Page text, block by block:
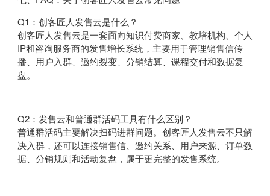
Q1：创客匠人发售云是什么？
创客匠人发售云是一套面向知识付费商家、教培机构、个人
IP和咨询服务商的发售增长系统，主要用于管理销售信传
播、用户入群、邀约裂变、分销结算、课程交付和数据复
盘。
Q2：发售云和普通群活码工具有什么区别？
普通群活码主要解决扫码进群问题。创客匠人发售云不只解
决入群，还可以连接销售信、邀约关系、用户来源、订单数
据、分销规则和活动复盘，属于更完整的发售系统。